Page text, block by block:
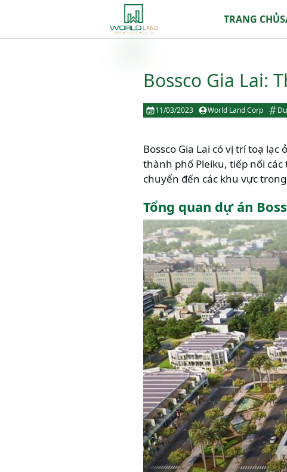
TRANG CHỦ
Bossco Gia Lai:
11/03/2023 World Land Corp
Bossco Gia Lai có vị trí toạ lạc
thành phố Pleiku, tiếp nối
chuyển đến các khu vực
Tổng quan dự án